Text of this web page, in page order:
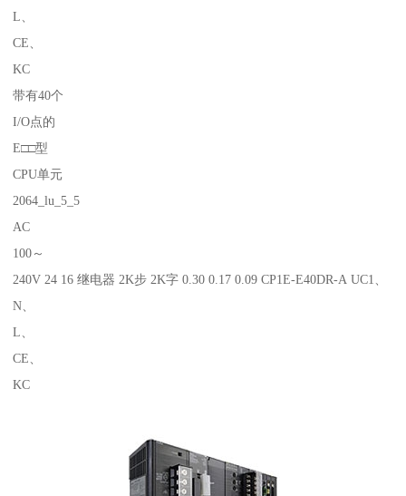
L、
CE、
KC
带有40个
I/O点的
E□□型
CPU单元
2064_lu_5_5
AC
100～
240V 24 16 继电器 2K步 2K字 0.30 0.17 0.09 CP1E-E40DR-A UC1、
N、
L、
CE、
KC